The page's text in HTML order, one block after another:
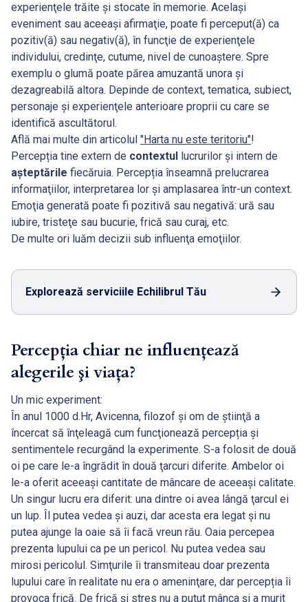
experienţele trăite şi stocate în memorie. Acelaşi
eveniment sau aceeaşi afirmaţie, poate fi perceput(ă) ca
pozitiv(ă) sau negativ(ă), în funcţie de experienţele
individului, credinţe, cutume, nivel de cunoaştere. Spre
exemplu o glumă poate părea amuzantă unora şi
dezagreabilă altora. Depinde de context, tematica, subiect,
personaje şi experienţele anterioare proprii cu care se
identifică ascultătorul.
Află mai multe din articolul "Harta nu este teritoriu"!
Percepția tine extern de contextul lucrurilor şi intern de
aşteptările fiecăruia. Percepția înseamnă prelucrarea
informaţiilor, interpretarea lor şi amplasarea într-un context.
Emoţia generată poate fi pozitivă sau negativă: ură sau
iubire, tristeţe sau bucurie, frică sau curaj, etc.
De multe ori luăm decizii sub influenţa emoţiilor.
Explorează serviciile Echilibrul Tău
Percepția chiar ne influenţează
alegerile şi viaţa?
Un mic experiment:
În anul 1000 d.Hr, Avicenna, filozof şi om de ştiinţă a
încercat să înţeleagă cum funcţionează percepția şi
sentimentele recurgând la experimente. S-a folosit de două
oi pe care le-a îngrădit în două ţarcuri diferite. Ambelor oi
le-a oferit aceeaşi cantitate de mâncare de aceeaşi calitate.
Un singur lucru era diferit: una dintre oi avea lângă ţarcul ei
un lup. Îl putea vedea şi auzi, dar acesta era legat şi nu
putea ajunge la oaie să îi facă vreun rău. Oaia percepea
prezenta lupului ca pe un pericol. Nu putea vedea sau
mirosi pericolul. Simţurile îi transmiteau doar prezenta
lupului care în realitate nu era o ameninţare, dar percepția îi
provoca frică. De frică şi stres nu a putut mânca şi a murit